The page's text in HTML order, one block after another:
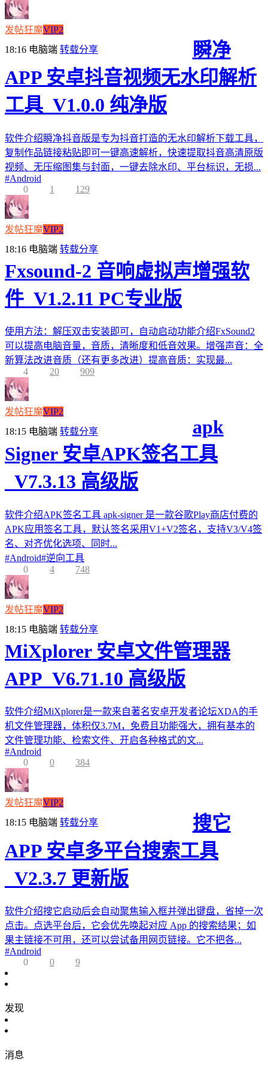
发帖狂魔VIP2
18:16 电脑端 转载分享
瞬净
APP 安卓抖音视频无水印解析
工具_V1.0.0 纯净版
软件介绍瞬净抖音版是专为抖音打造的无水印解析下载工具，
复制作品链接粘贴即可一键高速解析，快速提取抖音高清原版
视频、无压缩图集与封面，一键去除水印、平台标识，无损...
#Android
0
1 129
发帖狂魔VIP2
18:16 电脑端 转载分享
Fxsound-2 音响虚拟声增强软
件_V1.2.11 PC专业版
使用方法：解压双击安装即可，自动启动功能介绍FxSound2
可以提高电脑音量，音质，清晰度和低音效果。增强声音：全
新算法改进音质（还有更多改进）提高音质：实现最...
4
20 909
发帖狂魔VIP2
18:15 电脑端 转载分享
apk
Signer 安卓APK签名工具
_V7.3.13 高级版
软件介绍APK签名工具 apk-signer 是一款谷歌Play商店付费的
APK应用签名工具，默认签名采用V1+V2签名，支持V3/V4签
名、对齐优化选项、同时...
#Android#逆向工具
0
4 748
发帖狂魔VIP2
18:15 电脑端 转载分享
MiXplorer 安卓文件管理器
APP_V6.71.10 高级版
软件介绍MiXplorer是一款来自著名安卓开发者论坛XDA的手
机文件管理器，体积仅3.7M，免费且功能强大，拥有基本的
文件管理功能、检索文件、开启各种格式的文...
#Android
0
0 384
发帖狂魔VIP2
18:15 电脑端 转载分享
搜它
APP 安卓多平台搜索工具
_V2.3.7 更新版
软件介绍搜它启动后会自动聚焦输入框并弹出键盘，省掉一次
点击。点选平台后，它会优先唤起对应 App 的搜索结果；如
果主链接不可用，还可以尝试备用网页链接。它不把各...
#Android
0
0 9
发现
消息